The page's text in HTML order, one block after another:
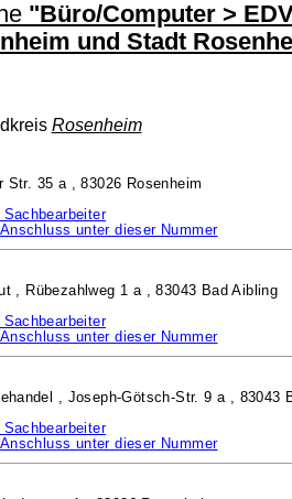
"Büro/Computer >
und Stadt
Rosenheim
Str. 35 a ,83026 Rosenheim
unter dieser Nummer
, Rübezahlweg 1 a ,83043 Bad Aibling
unter dieser Nummer
, Joseph-Götsch-Str. 9 a , 83043
unter dieser Nummer